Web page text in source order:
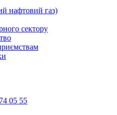
нафтовий газ)
сектору
05 55